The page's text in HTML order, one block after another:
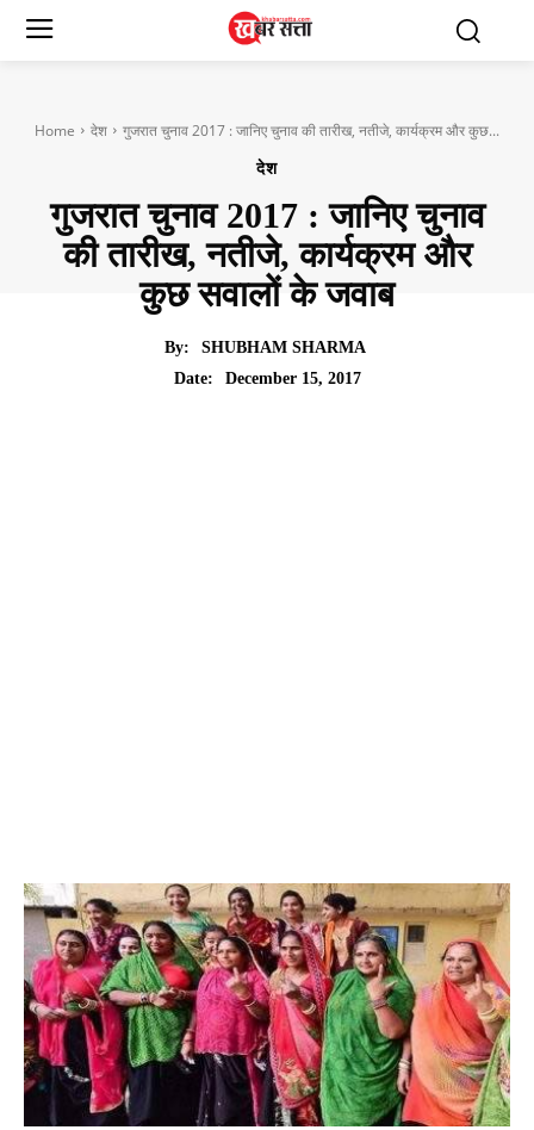
Home देश गुजरात चुनाव 2017 : जानिए चुनाव की तारीख, नतीजे, कार्यक्रम और कुछ...
देश
गुजरात चुनाव 2017 : जानिए चुनाव
की तारीख, नतीजे, कार्यक्रम और
कुछ सवालों के जवाब
By:
SHUBHAM SHARMA
Date:
December 15, 2017